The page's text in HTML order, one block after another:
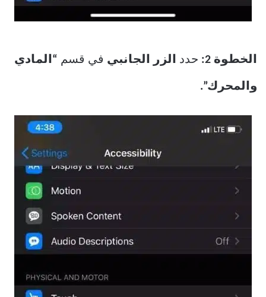
الخطوة 2: حدد الزر الجانبي في قسم “المادي
والمحرك”.